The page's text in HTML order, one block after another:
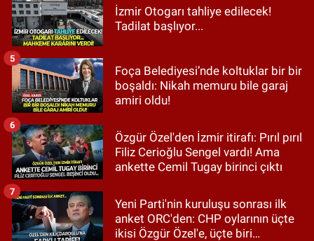
İzmir Otogarı tahliye edilecek!
Tadilat başlıyor...
Foça Belediyesi’nde koltuklar bir bir
boşaldı: Nikah memuru bile garaj
amiri oldu!
5
Özgür Özel'den İzmir itirafı: Pırıl pırıl
Filiz Cerioğlu Sengel vardı! Ama
ankette Cemil Tugay birinci çıktı
6
Yeni Parti'nin kuruluşu sonrası ilk
anket ORC'den: CHP oylarının üçte
ikisi Özgür Özel'e, üçte biri
7